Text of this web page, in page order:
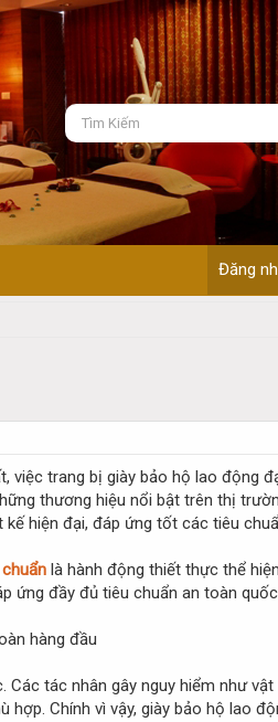
Đăng
việc trang bị giày bảo hộ lao động
thương hiệu nổi bật trên thị
hiện đại, đáp ứng tốt các tiêu
là hành động thiết thực thể
ứng đầy đủ tiêu chuẩn an toàn
tác nhân gây nguy hiểm như
Chính vì vậy, giày bảo hộ lao